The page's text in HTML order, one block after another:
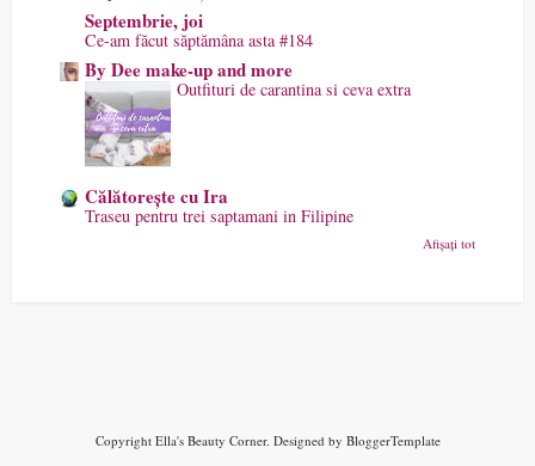
Septembrie, joi
Ce-am făcut săptămâna asta #184
By Dee make-up and more
Outfituri de carantina si ceva extra
Călătorește cu Ira
Traseu pentru trei saptamani in Filipine
Afișați tot
Copyright Ella's Beauty Corner. Designed by BloggerTemplate